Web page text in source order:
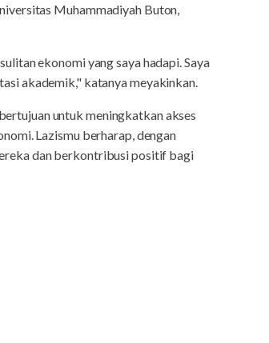
Muhammadiyah Buton,
ekonomi yang saya hadapi. Saya
akademik," katanya meyakinkan.
untuk meningkatkan akses
Lazismu berharap, dengan
dan berkontribusi positif bagi